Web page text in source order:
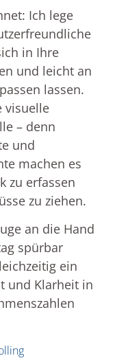
Ich lege
in Ihre
und leicht an
lassen.
visuelle
– denn
und
machen es
zu erfassen
zu ziehen.
an die Hand
spürbar
ein
und Klarheit in